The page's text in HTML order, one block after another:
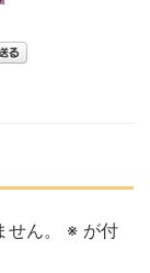
ん。 ※ が付